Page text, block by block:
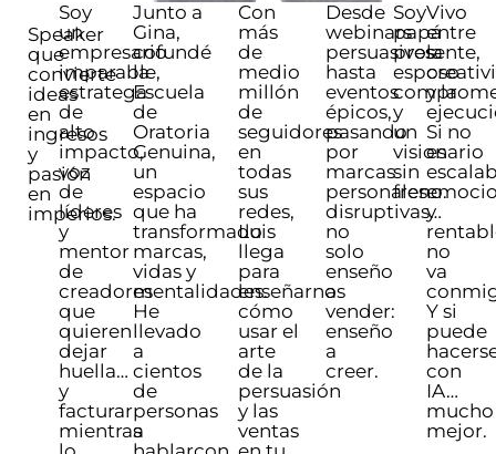
Speaker
que
convierte
ideas
en
ingresos
y
pasión
en
imperios.
Soy
un
empresario
imparable,
estratega
de
alto
impacto,
voz
de
líderes
y
mentor
de
creadores
que
quieren
dejar
huella…
y
facturar
mientras
Junto a
Gina,
cofundé
la
Escuela
de
Oratoria
Genuina,
un
espacio
que ha
transformado
marcas,
vidas y
mentalidades.
He
llevado
a
cientos
de
personas
a
Con
más
de
medio
millón
de
seguidores
en
todas
sus
redes,
Luis
llega
para
enseñarnos
cómo
usar el
arte
de la
persuasión
y las
ventas
Desde
webinars
persuasivos
hasta
eventos
épicos,
pasando
por
marcas
personales
disruptivas…
no
solo
enseño
a
vender:
enseño
a
creer.
Soy
papá
presente,
esposo
y
un
visionario
sin
freno.
Vivo
entre
la
y la
Si no
es
y
no
va
Y si
puede
con
IA…
mucho
mejor.